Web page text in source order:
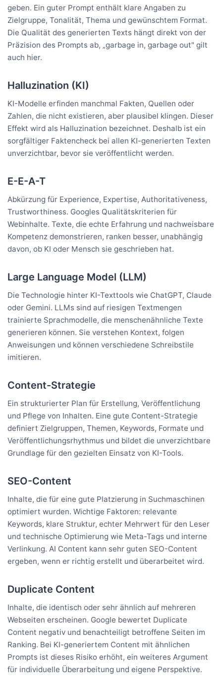
geben. Ein guter Prompt enthält klare Angaben zu
Zielgruppe, Tonalität, Thema und gewünschtem Format.
Die Qualität des generierten Texts hängt direkt von der
Präzision des Prompts ab, „garbage in, garbage out" gilt
auch hier.
Halluzination (KI)
KI-Modelle erfinden manchmal Fakten, Quellen oder
Zahlen, die nicht existieren, aber plausibel klingen. Dieser
Effekt wird als Halluzination bezeichnet. Deshalb ist ein
sorgfältiger Faktencheck bei allen KI-generierten Texten
unverzichtbar, bevor sie veröffentlicht werden.
E-E-A-T
Abkürzung für Experience, Expertise, Authoritativeness,
Trustworthiness. Googles Qualitätskriterien für
Webinhalte. Texte, die echte Erfahrung und nachweisbare
Kompetenz demonstrieren, ranken besser, unabhängig
davon, ob KI oder Mensch sie geschrieben hat.
Large Language Model (LLM)
Die Technologie hinter KI-Texttools wie ChatGPT, Claude
oder Gemini. LLMs sind auf riesigen Textmengen
trainierte Sprachmodelle, die menschenähnliche Texte
generieren können. Sie verstehen Kontext, folgen
Anweisungen und können verschiedene Schreibstile
imitieren.
Content-Strategie
Ein strukturierter Plan für Erstellung, Veröffentlichung
und Pflege von Inhalten. Eine gute Content-Strategie
definiert Zielgruppen, Themen, Keywords, Formate und
Veröffentlichungsrhythmus und bildet die unverzichtbare
Grundlage für den gezielten Einsatz von KI-Tools.
SEO-Content
Inhalte, die für eine gute Platzierung in Suchmaschinen
optimiert wurden. Wichtige Faktoren: relevante
Keywords, klare Struktur, echter Mehrwert für den Leser
und technische Optimierung wie Meta-Tags und interne
Verlinkung. AI Content kann sehr guten SEO-Content
ergeben, wenn er richtig erstellt und überarbeitet wird.
Duplicate Content
Inhalte, die identisch oder sehr ähnlich auf mehreren
Webseiten erscheinen. Google bewertet Duplicate
Content negativ und benachteiligt betroffene Seiten im
Ranking. Bei KI-generiertem Content mit ähnlichen
Prompts ist dieses Risiko erhöht, ein weiteres Argument
für individuelle Überarbeitung und eigene Perspektive.